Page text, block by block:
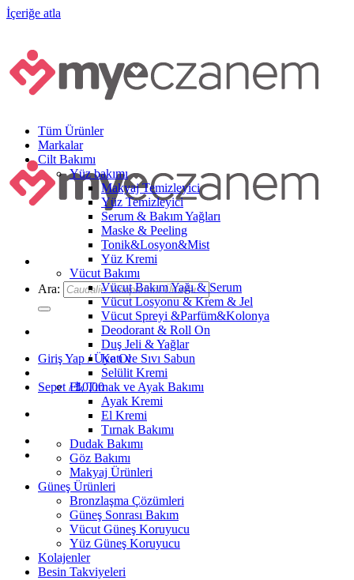
İçeriğe atla
Ara:
Giriş Yap / Üye Ol
Sepet /₺0,00
Tüm Ürünler
Markalar
Cilt Bakımı
Yüz bakımı
Makyaj Temizleyici
Yüz Temizleyici
Serum & Bakım Yağları
Maske & Peeling
Tonik&Losyon&Mist
Yüz Kremi
Vücut Bakımı
Vücut Bakım Yağı & Serum
Vücut Losyonu & Krem & Jel
Vücut Spreyi &Parfüm&Kolonya
Deodorant & Roll On
Duş Jeli & Yağlar
Katı ve Sıvı Sabun
Selülit Kremi
El, Tırnak ve Ayak Bakımı
Ayak Kremi
El Kremi
Tırnak Bakımı
Dudak Bakımı
Göz Bakımı
Makyaj Ürünleri
Güneş Ürünleri
Bronzlaşma Çözümleri
Güneş Sonrası Bakım
Vücut Güneş Koruyucu
Yüz Güneş Koruyucu
Kolajenler
Besin Takviyeleri